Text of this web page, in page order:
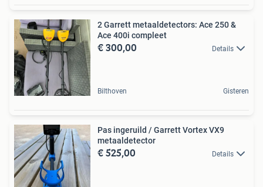
2 Garrett metaaldetectors: Ace 250 &
Ace 400i compleet
€ 300,00 Details
Bilthoven Gisteren
Pas ingeruild / Garrett Vortex VX9
metaaldetector
€ 525,00 Details